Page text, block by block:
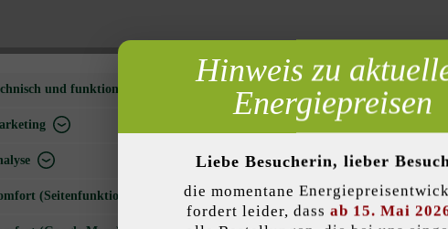
und funktional erforderlich
(Seitenfunktionalität)
Hinweis zu
Energiepreisen
Liebe Besucherin, lieber
die momentane
fordert leider, dass ab 15. Mai